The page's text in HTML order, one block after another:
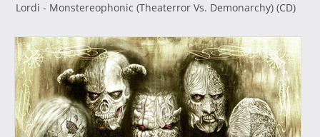
Lordi - Monstereophonic (Theaterror Vs. Demonarchy) (CD)